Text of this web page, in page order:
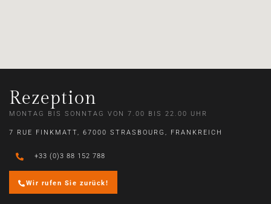
Rezeption
MONTAG BIS SONNTAG VON 7.00 BIS 22.00 UHR
7 RUE FINKMATT, 67000 STRASBOURG, FRANKREICH
+33 (0)3 88 152 788
Wir rufen Sie zurück!